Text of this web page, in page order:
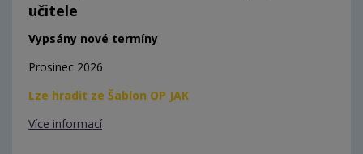
učitele
Vypsány nové termíny
Prosinec 2026
Lze hradit ze Šablon OP JAK
Více informací